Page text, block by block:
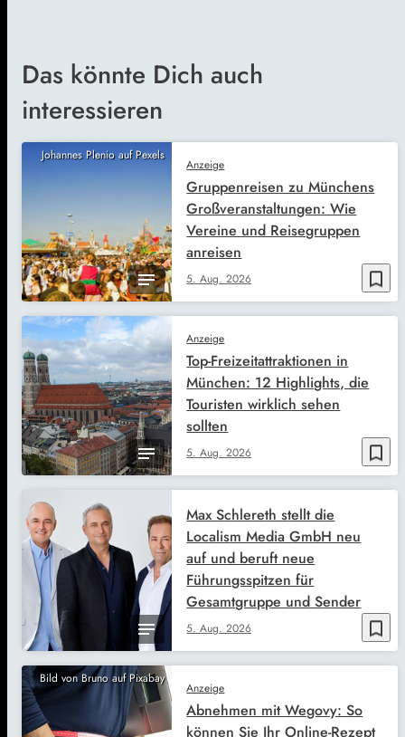
Das könnte Dich auch
interessieren
Johannes Plenio auf Pexels
bookmark_border
Anzeige
5. Aug. 2026
Gruppenreisen zu Münchens
Großveranstaltungen: Wie
Vereine und Reisegruppen
anreisen
bookmark_border
Anzeige
5. Aug. 2026
Top-Freizeitattraktionen in
München: 12 Highlights, die
Touristen wirklich sehen
sollten
bookmark_border
5. Aug. 2026
Max Schlereth stellt die
Localism Media GmbH neu
auf und beruft neue
Führungsspitzen für
Gesamtgruppe und Sender
Bild von Bruno auf Pixabay
Anzeige
Abnehmen mit Wegovy: So
können Sie Ihr Online-Rezept